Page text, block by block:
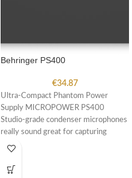
Behringer PS400
€34.87
Ultra-Compact Phantom Power
Supply MICROPOWER PS400
Studio-grade condenser microphones
really sound great for capturing
vocals, drums and other acoustic